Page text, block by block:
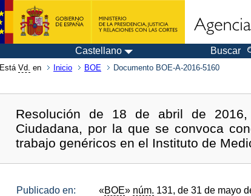
Castellano Buscar
Está Vd. en Inicio BOE Documento BOE-A-2016-5160
Resolución de 18 de abril de
Ciudadana, por la que se convoca
trabajo genéricos en el Instituto de
Publicado en: «BOE» núm. 131, de 31 de mayo